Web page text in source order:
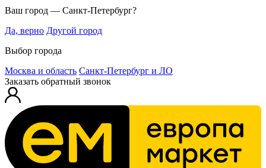
Ваш город — Санкт-Петербург?
Да, верно Другой город
Выбор города
Москва и область Санкт-Петербург и ЛО
Заказать обратный звонок